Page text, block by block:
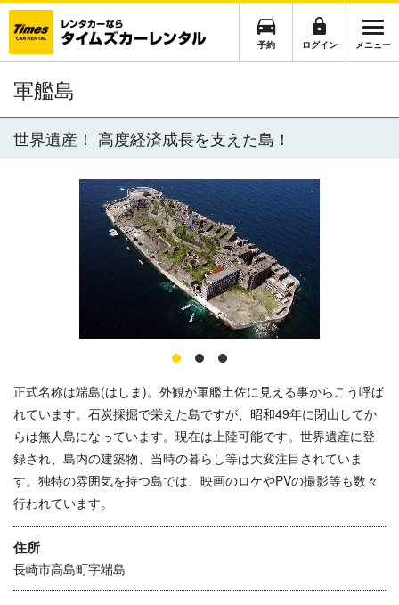
予約 ログイン メニュー
軍艦島
世界遺産！ 高度経済成長を支えた島！
正式名称は端島(はしま)。外観が軍艦土佐に見える事からこう呼ば
れています。石炭採掘で栄えた島ですが、昭和49年に閉山してか
らは無人島になっています。現在は上陸可能です。世界遺産に登
録され、島内の建築物、当時の暮らし等は大変注目されていま
す。独特の雰囲気を持つ島では、映画のロケやPVの撮影等も数々
行われています。
住所
長崎市高島町字端島